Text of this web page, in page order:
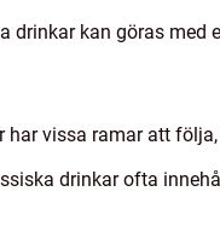
drinkar kan göras med
vissa ramar att
drinkar ofta